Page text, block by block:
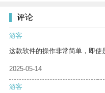
评论
游客
这款软件的操作非常简单，即使
2025-05-14
游客